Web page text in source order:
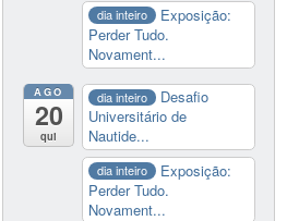
dia inteiro
Exposição:
Perder Tudo.
Novament...
AGO
20
qui
dia inteiro
Desafio
Universitário de
Nautide...
dia inteiro
Exposição:
Perder Tudo.
Novament...